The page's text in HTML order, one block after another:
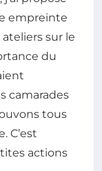
empreinte
sur le
du
camarades
tous
C’est
actions